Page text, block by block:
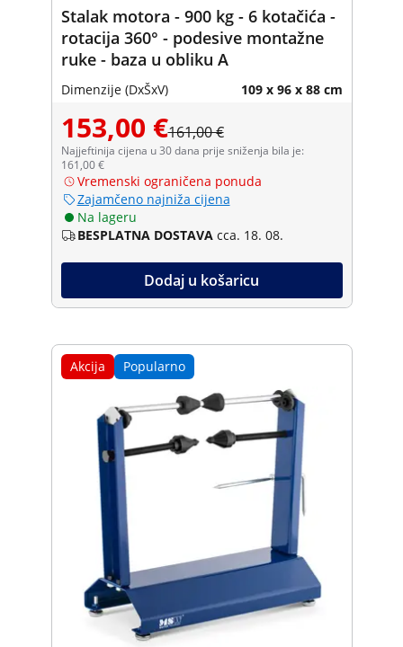
Stalak motora - 900 kg - 6 kotačića -
rotacija 360° - podesive montažne
ruke - baza u obliku A
Dimenzije (DxŠxV) 109 x 96 x 88 cm
153,00 €161,00 €
Najjeftinija cijena u 30 dana prije sniženja bila je:
161,00 €
Vremenski ograničena ponuda
Zajamčeno najniža cijena
Na lageru
BESPLATNA DOSTAVA cca. 18. 08.
Dodaj u košaricu
Akcija Popularno